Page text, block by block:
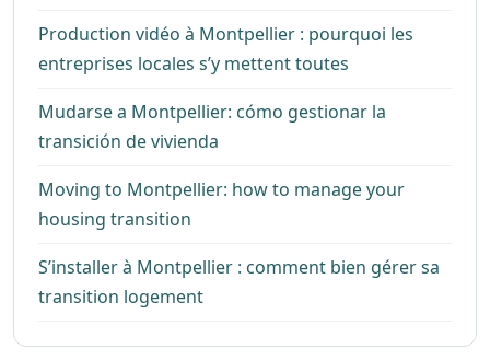
Production vidéo à Montpellier : pourquoi les
entreprises locales s’y mettent toutes
Mudarse a Montpellier: cómo gestionar la
transición de vivienda
Moving to Montpellier: how to manage your
housing transition
S’installer à Montpellier : comment bien gérer sa
transition logement